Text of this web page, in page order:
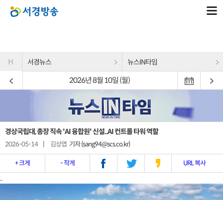
H 서경뉴스 뉴스IN타임
2026년 8월 10일 (월)
경상국립대, 총장 직속 'AI 융합원' 신설..AI 컨트롤 타워 역할
2026-05-14 김상엽 기자 (sang94@scs.co.kr)
+ 크게 - 작게 URL 복사
..